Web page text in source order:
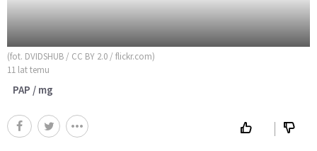
(fot. DVIDSHUB / CC BY 2.0 / flickr.com)
11 lat temu
PAP / mg